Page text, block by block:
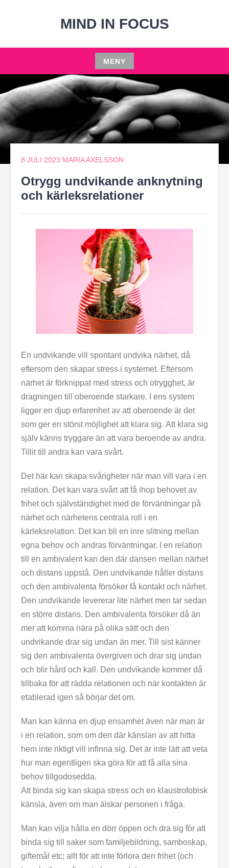
MIND IN FOCUS
MENY
Hoppa
till
innehåll
8 JULI 2023 MARIA AXELSSON
Otrygg undvikande anknytning
och kärleksrelationer
En undvikande vill spontant undvika närhet, då
eftersom den skapar stress i systemet. Eftersom
närhet är förknippat med stress och otrygghet, är
dragningen till oberoende starkare. I ens system
ligger en djup erfarenhet av att oberoende är det
som ger en störst möjlighet att klara sig. Att klara sig
själv känns tryggare än att vara beroende av andra.
Tillit till andra kan vara svårt.
Det här kan skapa svårigheter när man vill vara i en
relation. Det kan vara svårt att få ihop behovet av
frihet och självständighet med de förväntningar på
närhet och närhetens centrala roll i en
kärleksrelation. Det kan bli en inre slitning mellan
egna behov och andras förväntningar. I en relation
till en ambivalent kan den där dansen mellan närhet
och distans uppstå. Den undvikande håller distans
och den ambivalenta försöker få kontakt och närhet.
Den undvikande levererar lite närhet men tar sedan
en större distans. Den ambivalenta försöker då än
mer att komma nära på olika sätt och den
undvikande drar sig undan än mer. Till sist känner
sig den ambivalenta övergiven och drar sig undan
och blir hård och kall. Den undvikande kommer då
tillbaka för att rädda relationen och när kontakten är
etablerad igen så börjar det om.
Man kan känna en djup ensamhet även när man är
i en relation, som om den där känslan av att hitta
hem inte riktigt vill infinna sig. Det är inte lätt att veta
hur man egentligen ska göra för att få alla sina
behov tillgodosedda.
Att binda sig kan skapa stress och en klaustrofobisk
känsla, även om man älskar personen i fråga.
Man kan vilja hålla en dörr öppen och dra sig för att
binda sig till saker som familjebildning, samboskap,
giftemål etc; allt för att inte förlora den frihet (och